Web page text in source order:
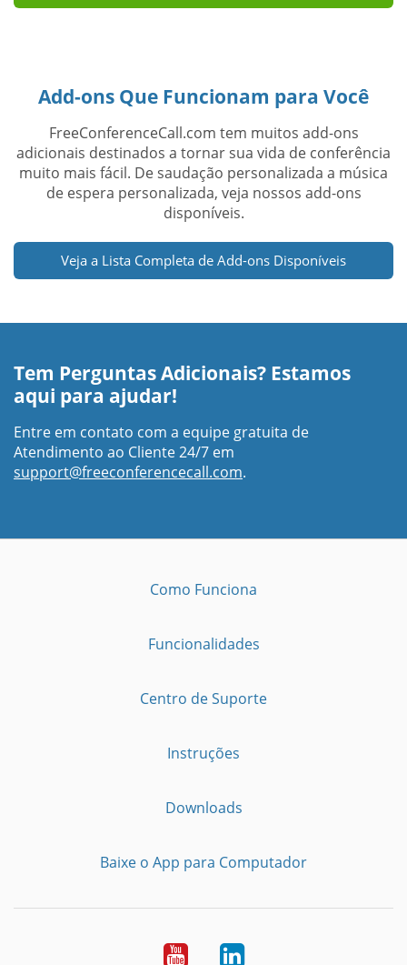
Add-ons Que Funcionam para Você
FreeConferenceCall.com tem muitos add-ons
adicionais destinados a tornar sua vida de conferência
muito mais fácil. De saudação personalizada a música
de espera personalizada, veja nossos add-ons
disponíveis.
Veja a Lista Completa de Add-ons Disponíveis
Tem Perguntas Adicionais? Estamos
aqui para ajudar!
Entre em contato com a equipe gratuita de
Atendimento ao Cliente 24/7 em
support@freeconferencecall.com.
Como Funciona
Funcionalidades
Centro de Suporte
Instruções
Downloads
Baixe o App para Computador
YoutubeLinkedIn